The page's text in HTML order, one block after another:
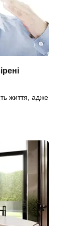
життя, адже